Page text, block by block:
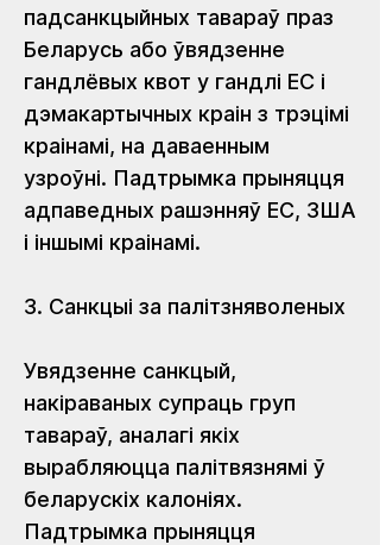
падсанкцыйных тавараў праз
Беларусь або ўвядзенне
гандлёвых квот у гандлі ЕС і
дэмакартычных краін з трэцімі
краінамі, на даваенным
узроўні. Падтрымка прыняцця
адпаведных рашэнняў ЕС, ЗША
і іншымі краінамі.
3. Санкцыі за палітзняволеных
Увядзенне санкцый,
накіраваных супраць груп
тавараў, аналагі якіх
вырабляюцца палітвязнямі ў
беларускіх калоніях.
Падтрымка прыняцця